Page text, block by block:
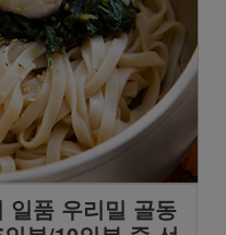
일품 우리밀 골동